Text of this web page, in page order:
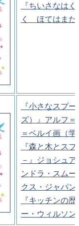
『ちいさなは
く ほてはまた
『小さなスプ
ズ）』アルフ
＝ベルイ画（
『森と木とス
－』ジョシュ
ンドラ・スム
クス・ジャパン
『キッチンの
ー・ウィルソ